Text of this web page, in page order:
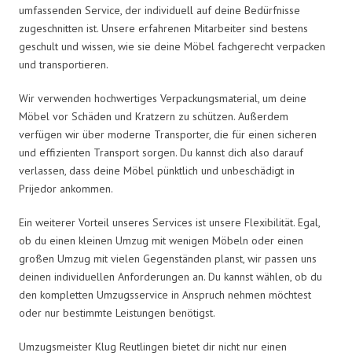
umfassenden Service, der individuell auf deine Bedürfnisse
zugeschnitten ist. Unsere erfahrenen Mitarbeiter sind bestens
geschult und wissen, wie sie deine Möbel fachgerecht verpacken
und transportieren.
Wir verwenden hochwertiges Verpackungsmaterial, um deine
Möbel vor Schäden und Kratzern zu schützen. Außerdem
verfügen wir über moderne Transporter, die für einen sicheren
und effizienten Transport sorgen. Du kannst dich also darauf
verlassen, dass deine Möbel pünktlich und unbeschädigt in
Prijedor ankommen.
Ein weiterer Vorteil unseres Services ist unsere Flexibilität. Egal,
ob du einen kleinen Umzug mit wenigen Möbeln oder einen
großen Umzug mit vielen Gegenständen planst, wir passen uns
deinen individuellen Anforderungen an. Du kannst wählen, ob du
den kompletten Umzugsservice in Anspruch nehmen möchtest
oder nur bestimmte Leistungen benötigst.
Umzugsmeister Klug Reutlingen bietet dir nicht nur einen